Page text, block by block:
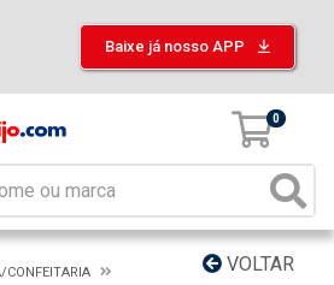
Baixe já nosso APP
0
VOLTAR
CONFEITARIA